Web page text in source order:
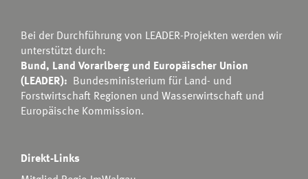
Bei der Durchführung von LEADER-Projekten werden wir
unterstützt durch:
Bund, Land Vorarlberg und Europäischer Union
(LEADER): Bundesministerium für Land- und
Forstwirtschaft Regionen und Wasserwirtschaft und
Europäische Kommission.
Direkt-Links